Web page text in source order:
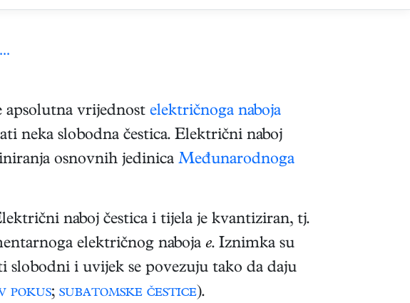
apsolutna vrijednost električnoga naboja
neka slobodna čestica. Električni naboj
osnovnih jedinica Međunarodnoga
naboj čestica i tijela je kvantiziran, tj.
električnog naboja e. Iznimka su
slobodni i uvijek se povezuju tako da daju
pokus; subatomske čestice).